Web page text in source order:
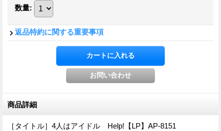
数量:
返品特約に関する重要事項
商品詳細
［タイトル］4人はアイドル Help!【LP】AP-8151